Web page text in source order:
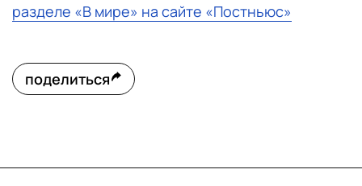
разделе «В мире» на сайте «Постньюс»
поделиться